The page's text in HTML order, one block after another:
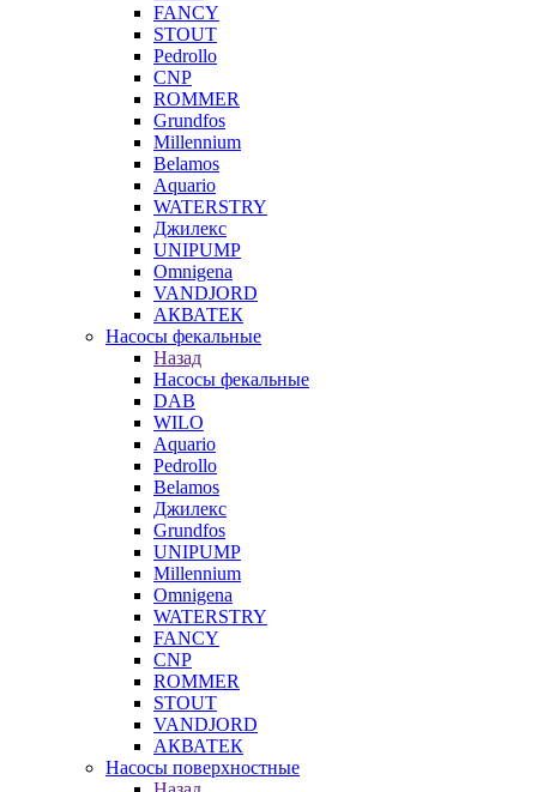
FANCY
STOUT
Pedrollo
CNP
ROMMER
Grundfos
Millennium
Belamos
Aquario
WATERSTRY
Джилекс
UNIPUMP
Omnigena
VANDJORD
АКВАТЕК
Насосы фекальные
Назад
Насосы фекальные
DAB
WILO
Aquario
Pedrollo
Belamos
Джилекс
Grundfos
UNIPUMP
Millennium
Omnigena
WATERSTRY
FANCY
CNP
ROMMER
STOUT
VANDJORD
АКВАТЕК
Насосы поверхностные